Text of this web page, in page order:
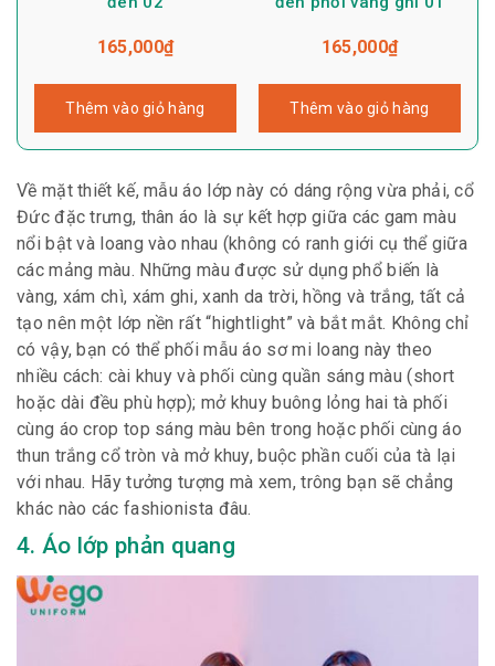
165,000₫
Thêm vào giỏ hàng
165,000₫
Thêm vào giỏ hàng
Về mặt thiết kế, mẫu áo lớp này có dáng rộng vừa phải, cổ
Đức đặc trưng, thân áo là sự kết hợp giữa các gam màu
nổi bật và loang vào nhau (không có ranh giới cụ thể giữa
các mảng màu. Những màu được sử dụng phổ biến là
vàng, xám chì, xám ghi, xanh da trời, hồng và trắng, tất cả
tạo nên một lớp nền rất “hightlight” và bắt mắt. Không chỉ
có vậy, bạn có thể phối mẫu áo sơ mi loang này theo
nhiều cách: cài khuy và phối cùng quần sáng màu (short
hoặc dài đều phù hợp); mở khuy buông lỏng hai tà phối
cùng áo crop top sáng màu bên trong hoặc phối cùng áo
thun trắng cổ tròn và mở khuy, buộc phần cuối của tà lại
với nhau. Hãy tưởng tượng mà xem, trông bạn sẽ chẳng
khác nào các fashionista đâu.
4. Áo lớp phản quang